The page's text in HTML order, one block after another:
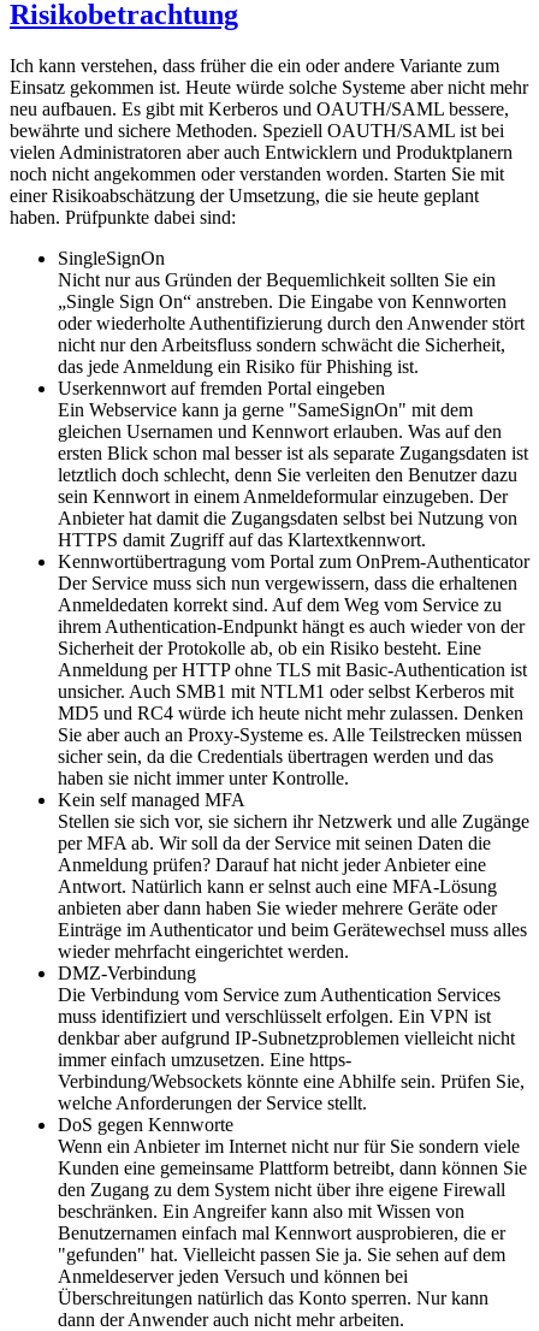
Risikobetrachtung
Ich kann verstehen, dass früher die ein oder andere Variante zum
Einsatz gekommen ist. Heute würde solche Systeme aber nicht mehr
neu aufbauen. Es gibt mit Kerberos und OAUTH/SAML bessere,
bewährte und sichere Methoden. Speziell OAUTH/SAML ist bei
vielen Administratoren aber auch Entwicklern und Produktplanern
noch nicht angekommen oder verstanden worden. Starten Sie mit
einer Risikoabschätzung der Umsetzung, die sie heute geplant
haben. Prüfpunkte dabei sind:
SingleSignOn
Nicht nur aus Gründen der Bequemlichkeit sollten Sie ein
„Single Sign On“ anstreben. Die Eingabe von Kennworten
oder wiederholte Authentifizierung durch den Anwender stört
nicht nur den Arbeitsfluss sondern schwächt die Sicherheit,
das jede Anmeldung ein Risiko für Phishing ist.
Userkennwort auf fremden Portal eingeben
Ein Webservice kann ja gerne "SameSignOn" mit dem
gleichen Usernamen und Kennwort erlauben. Was auf den
ersten Blick schon mal besser ist als separate Zugangsdaten ist
letztlich doch schlecht, denn Sie verleiten den Benutzer dazu
sein Kennwort in einem Anmeldeformular einzugeben. Der
Anbieter hat damit die Zugangsdaten selbst bei Nutzung von
HTTPS damit Zugriff auf das Klartextkennwort.
Kennwortübertragung vom Portal zum OnPrem-Authenticator
Der Service muss sich nun vergewissern, dass die erhaltenen
Anmeldedaten korrekt sind. Auf dem Weg vom Service zu
ihrem Authentication-Endpunkt hängt es auch wieder von der
Sicherheit der Protokolle ab, ob ein Risiko besteht. Eine
Anmeldung per HTTP ohne TLS mit Basic-Authentication ist
unsicher. Auch SMB1 mit NTLM1 oder selbst Kerberos mit
MD5 und RC4 würde ich heute nicht mehr zulassen. Denken
Sie aber auch an Proxy-Systeme es. Alle Teilstrecken müssen
sicher sein, da die Credentials übertragen werden und das
haben sie nicht immer unter Kontrolle.
Kein self managed MFA
Stellen sie sich vor, sie sichern ihr Netzwerk und alle Zugänge
per MFA ab. Wir soll da der Service mit seinen Daten die
Anmeldung prüfen? Darauf hat nicht jeder Anbieter eine
Antwort. Natürlich kann er selnst auch eine MFA-Lösung
anbieten aber dann haben Sie wieder mehrere Geräte oder
Einträge im Authenticator und beim Gerätewechsel muss alles
wieder mehrfacht eingerichtet werden.
DMZ-Verbindung
Die Verbindung vom Service zum Authentication Services
muss identifiziert und verschlüsselt erfolgen. Ein VPN ist
denkbar aber aufgrund IP-Subnetzproblemen vielleicht nicht
immer einfach umzusetzen. Eine https-
Verbindung/Websockets könnte eine Abhilfe sein. Prüfen Sie,
welche Anforderungen der Service stellt.
DoS gegen Kennworte
Wenn ein Anbieter im Internet nicht nur für Sie sondern viele
Kunden eine gemeinsame Plattform betreibt, dann können Sie
den Zugang zu dem System nicht über ihre eigene Firewall
beschränken. Ein Angreifer kann also mit Wissen von
Benutzernamen einfach mal Kennwort ausprobieren, die er
"gefunden" hat. Vielleicht passen Sie ja. Sie sehen auf dem
Anmeldeserver jeden Versuch und können bei
Überschreitungen natürlich das Konto sperren. Nur kann
dann der Anwender auch nicht mehr arbeiten.